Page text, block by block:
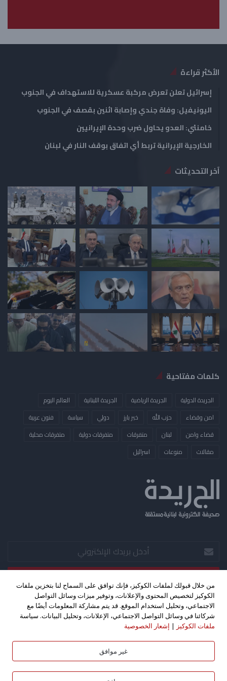
ق
ة
ي
ة
الأكثر قراءة
إسرائيل تعلن تعرض مركبة عسكرية للاستهداف في الجنوب
اليونيفيل: وفاة جندي وإصابة اثنين بقصف في الجنوب
خامنئي: العدو يحاول ضرب وحدة الإيرانيين
الخارجية الإيرانية تربط أي اتفاق بوقف النار في لبنان
آخر التحديثات
كلمات مفتاحية
الجريدة الدولية الجريدة الرياضية الجريدة اللبنانية
العالم اليوم
امن وقضاء
حزب الله خبر بارز دولي سياسة
فنون عربية
قضاء وامن
لبنان متفرقات متفرقات دولية
متفرقات محلية
مقالات
منوعات ​اسرائيل
أدخل
بريدك
الإلكتروني
فيسبوك
‫X
‫YouTube
حقوق الطبع والنشر 2026©، جميع الحقوق محفوظة. تصميم واستضافة
بواسطة
من خلال قبولك لملفات الكوكيز، فإنك توافق على السماح لنا بتخزين ملفات
الكوكيز لتخصيص المحتوى والإعلانات، وتوفير ميزات وسائل التواصل
الاجتماعي، وتحليل استخدام الموقع. قد يتم مشاركة المعلومات أيضًا مع
شركائنا في وسائل التواصل الاجتماعي، الإعلانات، وتحليل البيانات. سياسة
ملفات الكوكيز | إشعار الخصوصية
غير موافق